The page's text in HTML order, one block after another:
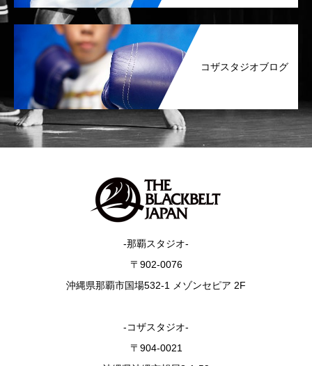
コザスタジオブログ
-那覇スタジオ-
〒902-0076
沖縄県那覇市国場532-1 メゾンセピア 2F
-コザスタジオ-
〒904-0021